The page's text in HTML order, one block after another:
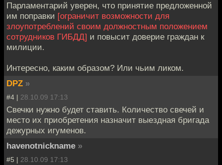
Парламентарий уверен, что принятие предложенной
им поправки [ограничит возможности для
злоупотреблений своим должностным положением
сотрудников ГИБДД] и повысит доверие граждан к
милиции.
Интересно, каким образом? Или чьим ликом.
DPZ »
#4 | 28.10.09 17:13
Свечки нужно будет ставить. Количество свечей и
место их приобретения назначит выездная бригада
дежурных игуменов.
havenotnickname »
#5 | 28.10.09 17:13